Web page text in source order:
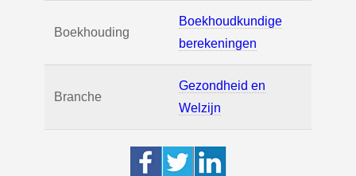
Boekhouding
Boekhoudkundige
berekeningen
Branche
Gezondheid en
Welzijn